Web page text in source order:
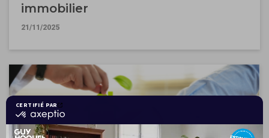
immobilier
21/11/2025